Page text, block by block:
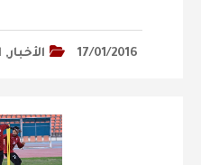
17/01/2016 الأخبار,